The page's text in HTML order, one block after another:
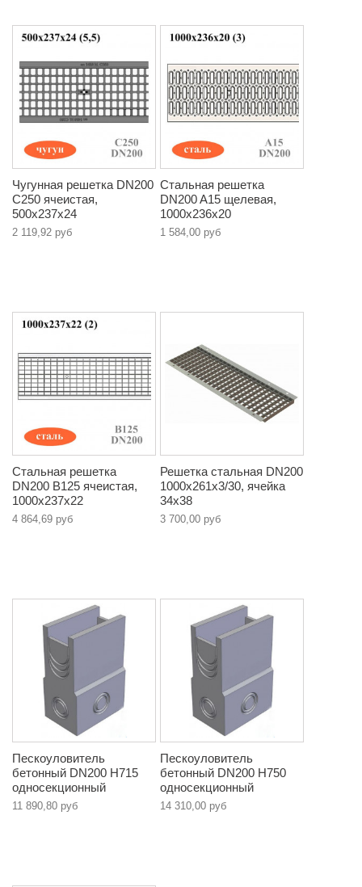
Чугунная решетка DN200
C250 ячеистая,
500х237х24
2 119,92 руб
Стальная решетка
DN200 A15 щелевая,
1000х236х20
1 584,00 руб
Стальная решетка
DN200 B125 ячеистая,
1000х237х22
4 864,69 руб
Решетка стальная DN200
1000х261х3/30, ячейка
34х38
3 700,00 руб
Пескоуловитель
бетонный DN200 Н715
односекционный
11 890,80 руб
Пескоуловитель
бетонный DN200 Н750
односекционный
14 310,00 руб